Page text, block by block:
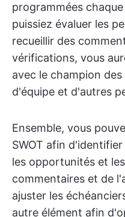
programmées
puissiez évaluer les
recueillir des
vérifications, vous
avec le champion
d'équipe et d'autres
Ensemble, vous
SWOT afin
les opportunités et
commentaires et de
ajuster les
autre élément afin